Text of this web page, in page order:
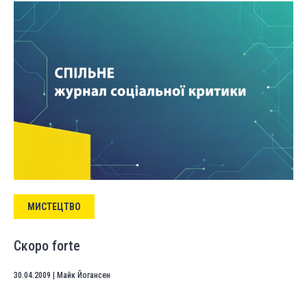
МИСТЕЦТВО
Скоро forte
30.04.2009 Майк Йогансен